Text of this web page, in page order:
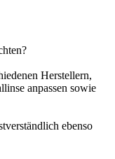
Herstellern,
anpassen sowie
ebenso